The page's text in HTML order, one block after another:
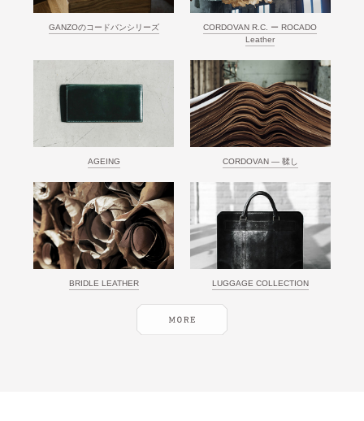
GANZOのコードバンシリーズ
CORDOVAN R.C. ー ROCADO
Leather
AGEING CORDOVAN ― 鞣し
BRIDLE LEATHER LUGGAGE COLLECTION